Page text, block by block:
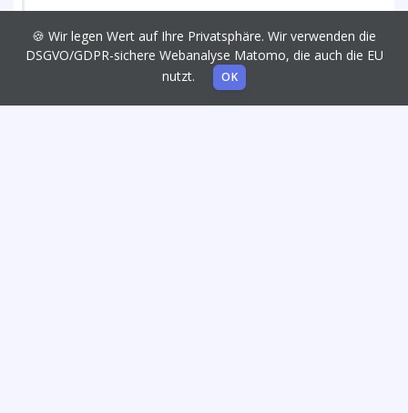
🍪 Wir legen Wert auf Ihre Privatsphäre. Wir verwenden die
DSGVO/GDPR-sichere Webanalyse Matomo, die auch die EU
nutzt.
OK